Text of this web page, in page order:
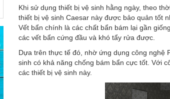
Khi sử dụng thiết bị vệ sinh hằng ngày, theo
thiết bị vệ sinh Caesar này được bảo quản tốt
Vết bẩn chính là các chất bẩn bám lại gần
các vết bẩn cứng đầu và khó tẩy rửa được.
Dựa trên thực tế đó, nhờ ứng dụng công nghệ
sinh có khả năng chống bám bẩn cực tốt. Với
các thiết bị vệ sinh này.